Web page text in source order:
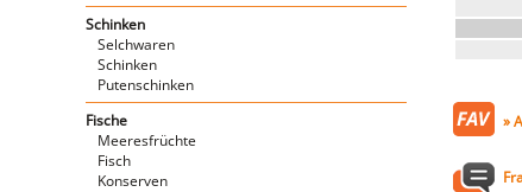
Schinken
Selchwaren
Schinken
Putenschinken
Fische
Meeresfrüchte
Fisch
Konserven
»